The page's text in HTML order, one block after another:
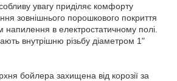
увагу приділяє комфорту
зовнішнього порошкового покриття
напилення в електростатичному полі.
внутрішню різьбу діаметром 1"
бойлера захищена від корозії за